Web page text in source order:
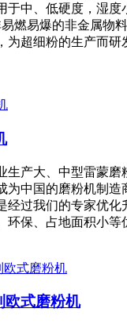
于中、低硬度，湿度
燃易爆的非金属物
为超细粉的生产而研
生产大、中型雷蒙磨
为中国的磨粉机制造
经过我们的专家优化
环保、占地面积小
式磨粉机